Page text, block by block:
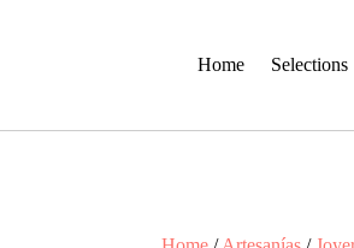
Home Selections